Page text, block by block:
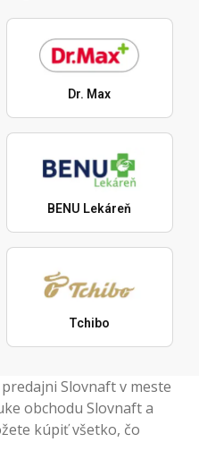
Dr. Max
BENU Lekáreň
Tchibo
Slovnaft v meste
obchodu Slovnaft a
kúpiť všetko, čo